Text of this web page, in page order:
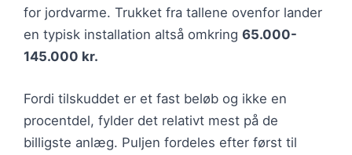
for jordvarme. Trukket fra tallene ovenfor lander
en typisk installation altså omkring 65.000-
145.000 kr.
Fordi tilskuddet er et fast beløb og ikke en
procentdel, fylder det relativt mest på de
billigste anlæg. Puljen fordeles efter først til